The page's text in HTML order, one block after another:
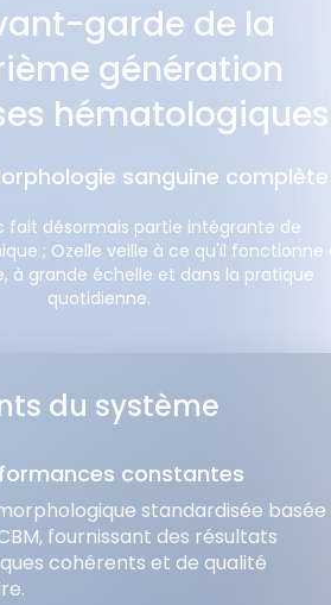
garde de la
génération
hématologiques
sanguine complète
fait désormais partie intégrante de
; Ozelle veille à ce qu'il fonctionne
à grande échelle et dans la pratique
quotidienne.
du système
constantes
standardisée basée
fournissant des résultats
cohérents et de qualité